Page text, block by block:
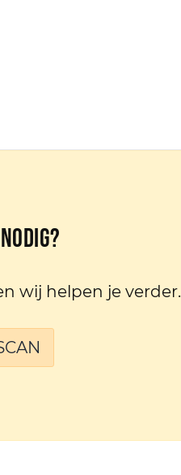
wij helpen je verder.